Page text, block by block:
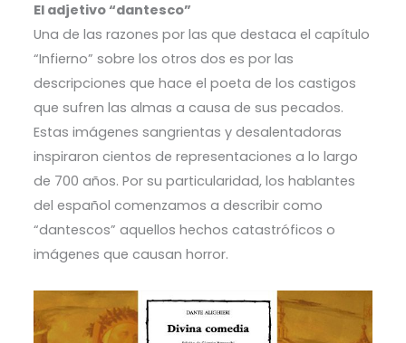
El adjetivo “dantesco”
Una de las razones por las que destaca el capítulo
“Infierno” sobre los otros dos es por las
descripciones que hace el poeta de los castigos
que sufren las almas a causa de sus pecados.
Estas imágenes sangrientas y desalentadoras
inspiraron cientos de representaciones a lo largo
de 700 años. Por su particularidad, los hablantes
del español comenzamos a describir como
“dantescos” aquellos hechos catastróficos o
imágenes que causan horror.